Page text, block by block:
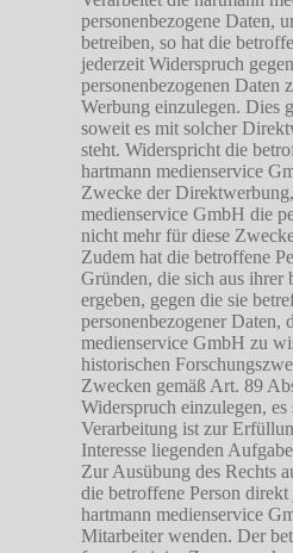
personenbezogene Daten,
betreiben, so hat die
jederzeit Widerspruch
personenbezogenen Daten
Werbung einzulegen. Dies
soweit es mit solcher
steht. Widerspricht die
hartmann medienservice
Zwecke der
medienservice GmbH die
nicht mehr für diese
Zudem hat die betroffene
Gründen, die sich aus ihrer
ergeben, gegen die sie
personenbezogener Daten,
medienservice GmbH zu
historischen
Zwecken gemäß Art. 89
Widerspruch einzulegen, es
Verarbeitung ist zur
Interesse liegenden
Zur Ausübung des Rechts
die betroffene Person
hartmann medienservice
Mitarbeiter wenden. Der